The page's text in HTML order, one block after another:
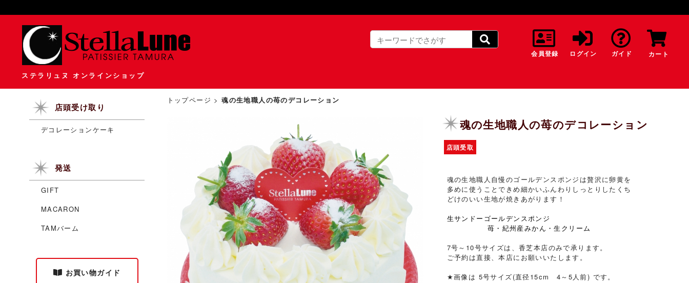
会員登録 ログイン ガイド カート
ステラリュヌ オンラインショップ
店頭受け取り
デコレーションケーキ
発送
GIFT
MACARON
TAMバーム
お買い物ガイド
トップページ >魂の生地職人の苺のデコレーション
魂の生地職人の苺のデコレーション
店頭受取
魂の生地職人自慢のゴールデンスポンジは贅沢に卵黄を
多めに使うことできめ細かいふんわりしっとりしたくち
どけのいい生地が焼きあがります！
生サンドーゴールデンスポンジ
苺・紀州産みかん・生クリーム
7号～10号サイズは、香芝本店のみで承ります。
ご予約は直接、本店にお願いいたします。
★画像は 5号サイズ(直径15cm 4～5人前) です。